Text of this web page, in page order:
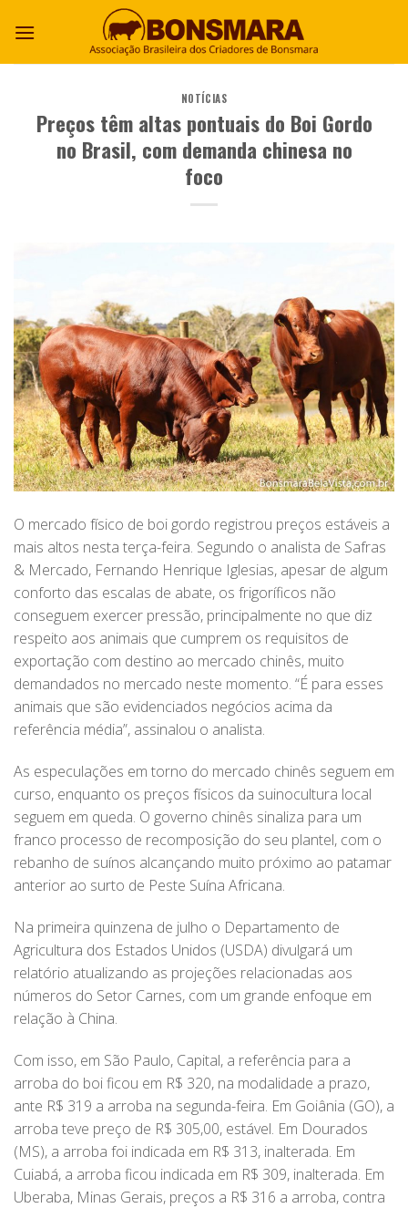
NOTÍCIAS
Preços têm altas pontuais do Boi Gordo
no Brasil, com demanda chinesa no
foco
O mercado físico de boi gordo registrou preços estáveis a
mais altos nesta terça-feira. Segundo o analista de Safras
& Mercado, Fernando Henrique Iglesias, apesar de algum
conforto das escalas de abate, os frigoríficos não
conseguem exercer pressão, principalmente no que diz
respeito aos animais que cumprem os requisitos de
exportação com destino ao mercado chinês, muito
demandados no mercado neste momento. “É para esses
animais que são evidenciados negócios acima da
referência média”, assinalou o analista.
As especulações em torno do mercado chinês seguem em
curso, enquanto os preços físicos da suinocultura local
seguem em queda. O governo chinês sinaliza para um
franco processo de recomposição do seu plantel, com o
rebanho de suínos alcançando muito próximo ao patamar
anterior ao surto de Peste Suína Africana.
Na primeira quinzena de julho o Departamento de
Agricultura dos Estados Unidos (USDA) divulgará um
relatório atualizando as projeções relacionadas aos
números do Setor Carnes, com um grande enfoque em
relação à China.
Com isso, em São Paulo, Capital, a referência para a
arroba do boi ficou em R$ 320, na modalidade a prazo,
ante R$ 319 a arroba na segunda-feira. Em Goiânia (GO), a
arroba teve preço de R$ 305,00, estável. Em Dourados
(MS), a arroba foi indicada em R$ 313, inalterada. Em
Cuiabá, a arroba ficou indicada em R$ 309, inalterada. Em
Uberaba, Minas Gerais, preços a R$ 316 a arroba, contra